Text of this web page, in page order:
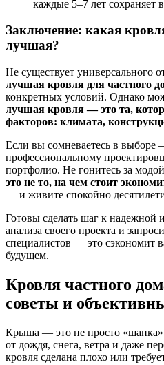
каждые 5–7 лет сохраняет
Заключение: какая
лучшая?
Не существует универсального
лучшая кровля для частного
конкретных условий. Однако
лучшая кровля — это та,
факторов: климата,
Если вы сомневаетесь в выборе
профессиональному
портфолио. Не гонитесь за
это не то, на чем стоит
— и живите спокойно
Готовы сделать шаг к надежной
анализа своего проекта и
специалистов — это сэкономит
будущем.
Кровля частного
советы и
Крыша — это не просто
от дождя, снега, ветра и даже
кровля сделана плохо или